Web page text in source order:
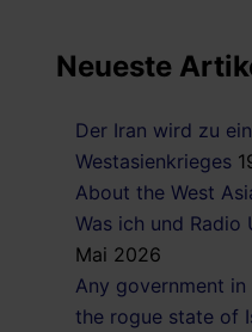
Neueste
Der Iran wird zu
Westasienkrieges
About the West
Was ich und Radio
Mai 2026
Any government
the rogue state of